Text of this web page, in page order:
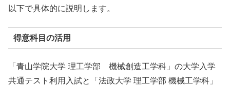
以下で具体的に説明します。
得意科目の活用
「青山学院大学 理工学部 機械創造工学科」の大学入学
共通テスト利用入試と「法政大学 理工学部 機械工学科」